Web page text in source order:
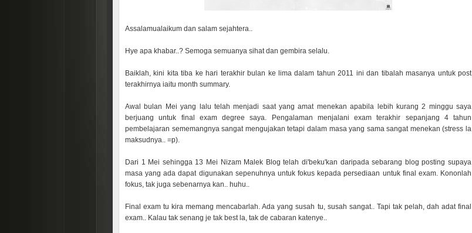
Assalamualaikum dan salam sejahtera..
Hye apa khabar..? Semoga semuanya sihat dan gembira selalu.
Baiklah, kini kita tiba ke hari terakhir bulan ke lima dalam tahun 2011 ini dan tibalah masanya untuk post
terakhirnya iaitu month summary.
Awal bulan Mei yang lalu telah menjadi saat yang amat menekan apabila lebih kurang 2 minggu saya
berjuang untuk final exam degree saya. Pengalaman menjalani exam terakhir sepanjang 4 tahun
pembelajaran sememangnya sangat mengujakan tetapi dalam masa yang sama sangat menekan (stress la
maksudnya.. =p).
Dari 1 Mei sehingga 13 Mei Nizam Malek Blog telah di'beku'kan daripada sebarang blog posting supaya
masa yang ada dapat digunakan sepenuhnya untuk fokus kepada persediaan untuk final exam. Kononlah
fokus, tak juga sebenarnya kan.. huhu..
Final exam tu kira memang mencabarlah. Ada yang susah tu, susah sangat.. Tapi tak pelah, dah adat final
exam.. Kalau tak senang je tak best la, tak de cabaran katenye..